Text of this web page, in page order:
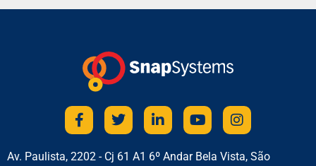
Av. Paulista, 2202 - Cj 61 A1 6º Andar Bela Vista, São